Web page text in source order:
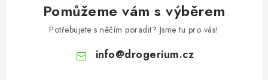
Pomůžeme vám s výběrem
Potřebujete s něčím poradit? Jsme tu pro vás!
info@drogerium.cz